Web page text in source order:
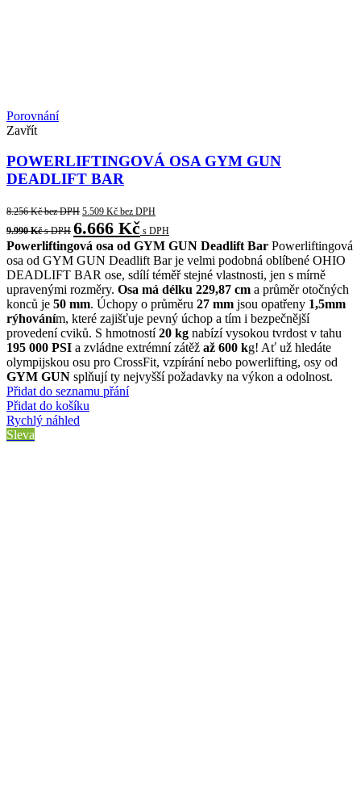
Porovnání
Zavřít
POWERLIFTINGOVÁ OSA GYM GUN
DEADLIFT BAR
8.256Kčbez DPH 5.509 Kč bez DPH
9.990Kčs DPH 6.666 Kč s DPH
Powerliftingová osa od GYM GUN Deadlift Bar Powerliftingová
osa od GYM GUN Deadlift Bar je velmi podobná oblíbené OHIO
DEADLIFT BAR ose, sdílí téměř stejné vlastnosti, jen s mírně
upravenými rozměry. Osa má délku 229,87 cm a průměr otočných
konců je 50 mm. Úchopy o průměru 27 mm jsou opatřeny 1,5mm
rýhováním, které zajišťuje pevný úchop a tím i bezpečnější
provedení cviků. S hmotností20 kg nabízí vysokou tvrdost v tahu
195 000 PSI a zvládne extrémní zátěž až 600 kg! Ať už hledáte
olympijskou osu pro CrossFit, vzpírání nebo powerlifting, osy od
GYM GUN splňují ty nejvyšší požadavky na výkon a odolnost.
Přidat do seznamu přání
Přidat do košíku
Rychlý náhled
Sleva